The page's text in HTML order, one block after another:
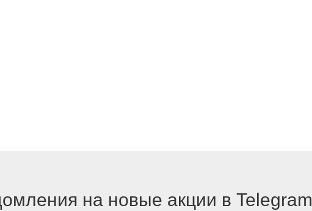
на новые акции в Telegram